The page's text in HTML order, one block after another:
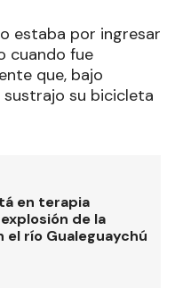
estaba por ingresar
cuando fue
que, bajo
sustrajo su bicicleta
en terapia
de la
el río Gualeguaychú